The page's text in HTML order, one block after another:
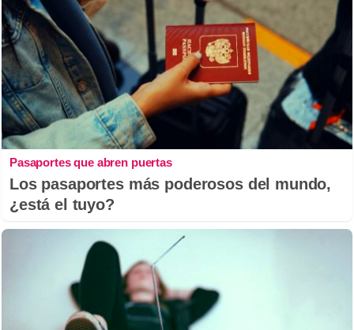
Pasaportes que abren puertas
Los pasaportes más poderosos del mundo,
¿está el tuyo?